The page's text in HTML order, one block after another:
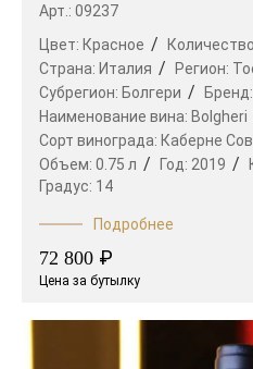
Арт.: 09237
Цвет: Красное
Страна: Италия Регион:
Субрегион: Болгери Бренд:
Наименование вина: Bolgheri
Сорт винограда: Каберне
Объем: 0.75 л Год: 2019
Градус: 14
Подробнее
72 800 ₽
Цена за бутылку